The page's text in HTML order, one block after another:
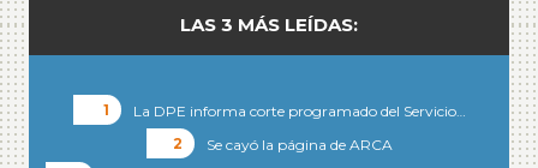
LAS 3 MÁS LEÍDAS:
La DPE informa corte programado del Servicio…
Se cayó la página de ARCA